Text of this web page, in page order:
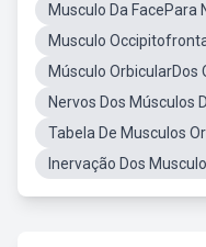
Musculo Da FacePara
Musculo
Músculo OrbicularDos
Nervos Dos Músculos
Tabela De Musculos
Inervação Dos